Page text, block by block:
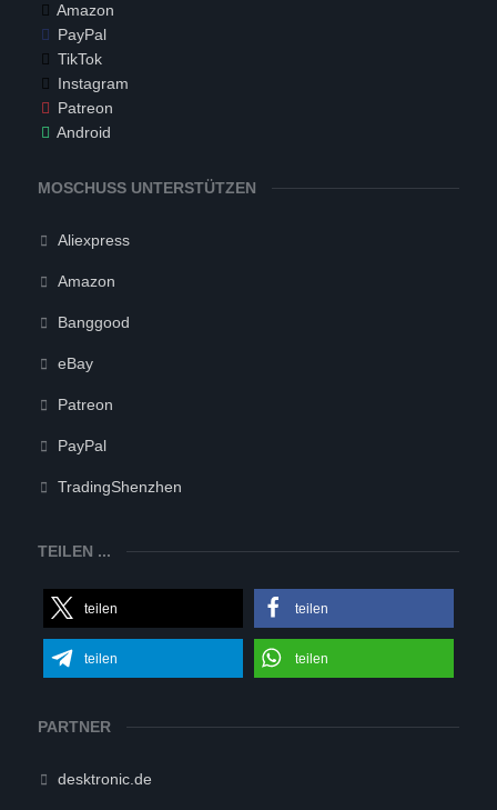
Amazon
PayPal
TikTok
Instagram
Patreon
Android
MOSCHUSS UNTERSTÜTZEN
Aliexpress
Amazon
Banggood
eBay
Patreon
PayPal
TradingShenzhen
TEILEN ...
teilen teilen
teilen teilen
PARTNER
desktronic.de